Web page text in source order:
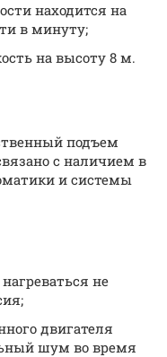
находится на
в минуту;
на высоту 8 м.
подъем
с наличием в
и системы
не
двигателя
шум во время